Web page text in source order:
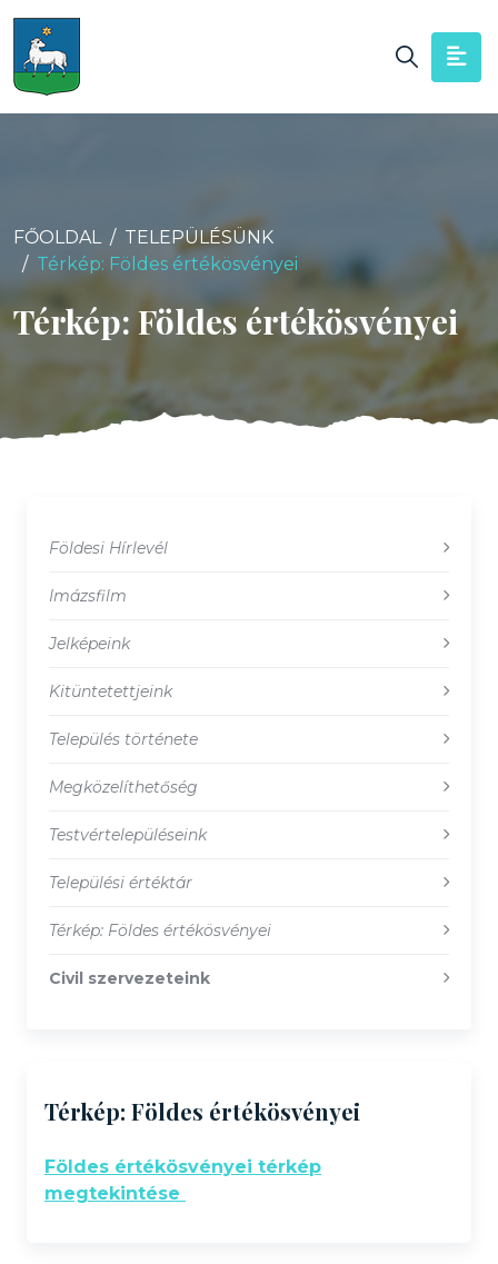
FŐOLDAL
TELEPÜLÉSÜNK
Térkép: Földes értékösvényei
Térkép: Földes értékösvényei
Földesi Hírlevél
Imázsfilm
Jelképeink
Kitüntetettjeink
Település története
Megközelíthetőség
Testvértelepüléseink
Települési értéktár
Térkép: Földes értékösvényei
Civil szervezeteink
Térkép: Földes értékösvényei
Földes értékösvényei térkép
megtekintése